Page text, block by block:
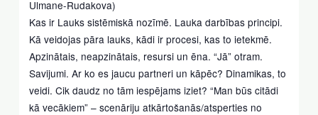
Ulmane-Rudakova)
Kas ir Lauks sistēmiskā nozīmē. Lauka darbības principi.
Kā veidojas pāra lauks, kādi ir procesi, kas to ietekmē.
Apzinātais, neapzinātais, resursi un ēna. “Jā” otram.
Savijumi. Ar ko es jaucu partneri un kāpēc? Dinamikas, to
veidi. Cik daudz no tām iespējams iziet? “Man būs citādi
kā vecākiem” – scenāriju atkārtošanās/atsperties no